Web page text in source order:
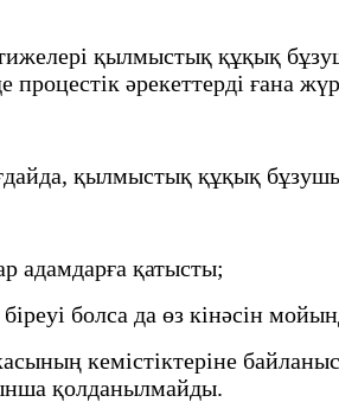
қылмыстық құқық
процестік әрекеттерді ғана
қылмыстық құқық
қатысты;
болса да өз кінәсін
кемістіктеріне
қолданылмайды.